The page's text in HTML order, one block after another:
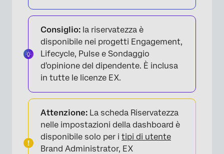
Consiglio: la riservatezza è
disponibile nei progetti Engagement,
Lifecycle, Pulse e Sondaggio
d'opinione del dipendente. È inclusa
in tutte le licenze EX.
Attenzione: La scheda Riservatezza
nelle impostazioni della dashboard è
disponibile solo per i tipi di utente
Brand Administrator, EX